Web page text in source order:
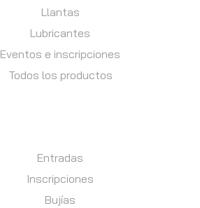
Llantas
Lubricantes
Eventos e inscripciones
Todos los productos
Entradas
Inscripciones
Bujías